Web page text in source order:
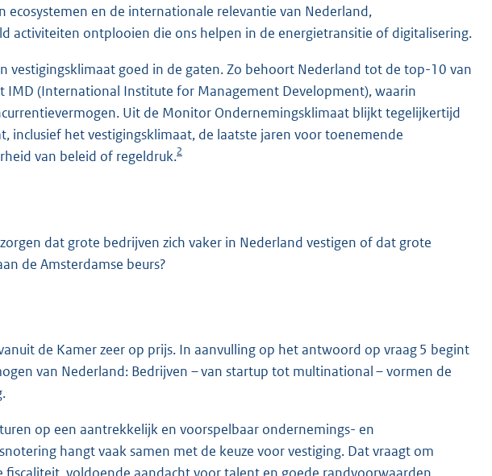
ecosystemen en de internationale relevantie van Nederland,
activiteiten ontplooien die ons helpen in de energietransitie of digitalisering.
vestigingsklimaat goed in de gaten. Zo behoort Nederland tot de top-10 van
IMD (International Institute for Management Development), waarin
Uit de Monitor Ondernemingsklimaat blijkt tegelijkertijd
inclusief het vestigingsklimaat, de laatste jaren voor toenemende
van beleid of regeldruk.2
dat grote bedrijven zich vaker in Nederland vestigen of dat grote
de Amsterdamse beurs?
de Kamer zeer op prijs. In aanvulling op het antwoord op vraag 5 begint
van Nederland: Bedrijven – van startup tot multinational – vormen de
op een aantrekkelijk en voorspelbaar ondernemings- en
hangt vaak samen met de keuze voor vestiging. Dat vraagt om